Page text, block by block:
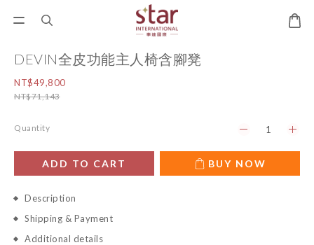
DEVIN全皮功能主人椅含腳凳
NT$49,800
NT$71,143
Quantity
ADD TO CART BUY NOW
Description
Shipping & Payment
Additional details